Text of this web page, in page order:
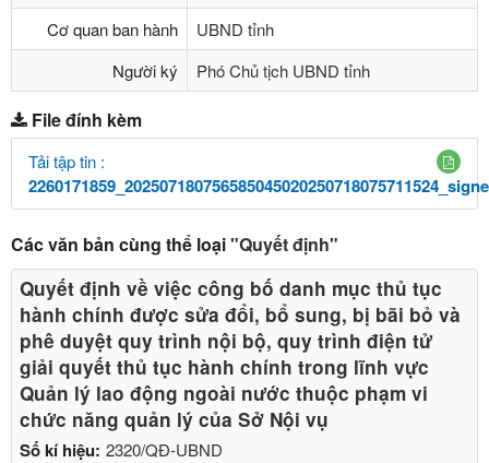
Cơ quan ban hành
UBND tỉnh
Người ký
Phó Chủ tịch UBND tỉnh
File đính kèm
Tải tập tin :
Các văn bản cùng thể loại"Quyết định"
Số kí hiệu: 2320/QĐ-UBND
Quyết định về việc công bố danh mục thủ tục
hành chính được sửa đổi, bổ sung, bị bãi bỏ và
phê duyệt quy trình nội bộ, quy trình điện tử
giải quyết thủ tục hành chính trong lĩnh vực
Quản lý lao động ngoài nước thuộc phạm vi
chức năng quản lý của Sở Nội vụ